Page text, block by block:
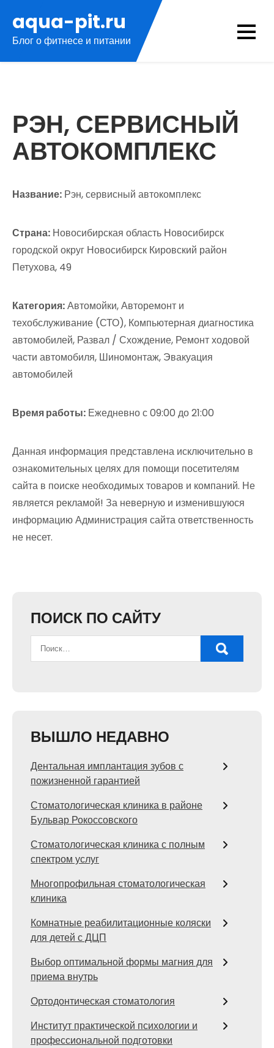
содержимому
aqua-pit.ru
Блог о фитнесе и питании
РЭН, СЕРВИСНЫЙ
АВТОКОМПЛЕКС
Название: Рэн, сервисный автокомплекс
Страна: Новосибирская область Новосибирск
городской округ Новосибирск Кировский район
Петухова, 49
Категория:Автомойки, Авторемонт и
техобслуживание (СТО), Компьютерная диагностика
автомобилей, Развал / Схождение, Ремонт ходовой
части автомобиля, Шиномонтаж, Эвакуация
автомобилей
Время работы: Ежедневно с 09:00 до 21:00
Данная информация представлена исключительно в
ознакомительных целях для помощи посетителям
сайта в поиске необходимых товаров и компаний. Не
является рекламой! За неверную и изменившуюся
информацию Администрация сайта ответственность
не несет.
ПОИСК ПО САЙТУ
ВЫШЛО НЕДАВНО
Дентальная имплантация зубов с
пожизненной гарантией
Стоматологическая клиника в районе
Бульвар Рокоссовского
Стоматологическая клиника с полным
спектром услуг
Многопрофильная стоматологическая
клиника
Комнатные реабилитационные коляски
для детей с ДЦП
Выбор оптимальной формы магния для
приема внутрь
Ортодонтическая стоматология
Институт практической психологии и
профессиональной подготовки